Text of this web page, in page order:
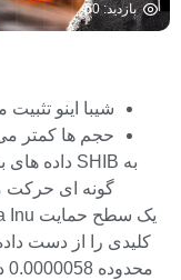
بازدید: 50
شیبا اینو
حجم ها کمتر
گونه ای حرکت
کلیدی را از دست